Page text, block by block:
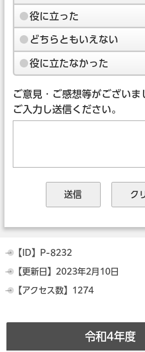
役に立った
どちらともいえない
役に立たなかった
ご意見・ご感想等がございま
ご入力し送信ください。
【ID】 P-8232
【更新日】 2023年2月10日
【アクセス数】 1274
令和4年度